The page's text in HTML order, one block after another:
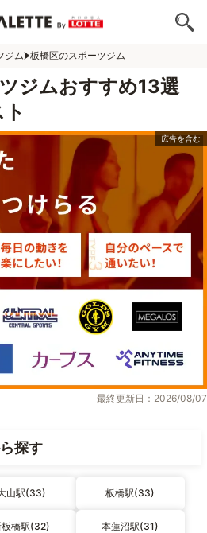
ジム 板橋区のスポーツジム
ジムおすすめ13選
最終更新日：2026/08/07
探す
山駅(33) 板橋駅(33)
板橋駅(32) 本蓮沼駅(31)